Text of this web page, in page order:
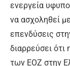
ενερ­γεία
να ασχοληθεί
επεν­δύσεις
διαρρεύσει
των ΕΟΖ στην